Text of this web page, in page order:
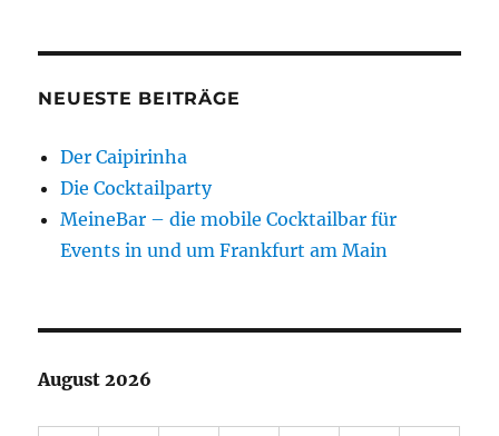
NEUESTE BEITRÄGE
Der Caipirinha
Die Cocktailparty
MeineBar – die mobile Cocktailbar für
Events in und um Frankfurt am Main
August 2026